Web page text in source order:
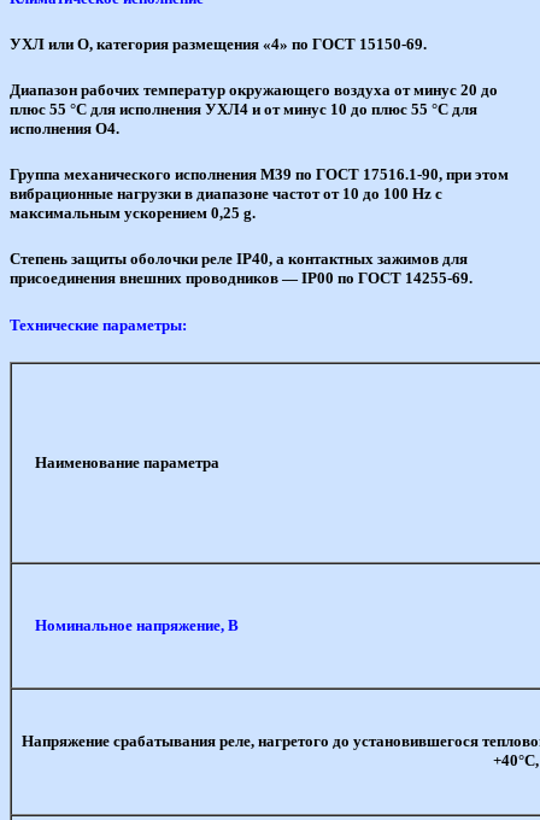
УХЛ или О, категория размещения «4» по ГОСТ 15150-69.
Диапазон рабочих температур окружающего воздуха от минус 20 до
плюс 55 °С для исполнения УХЛ4 и от минус 10 до плюс 55 °С для
исполнения О4.
Группа механического исполнения М39 по ГОСТ 17516.1-90, при этом
вибрационные нагрузки в диапазоне частот от 10 до 100 Hz с
максимальным ускорением 0,25 g.
Степень защиты оболочки реле IP40, а контактных зажимов для
присоединения внешних проводников — IP00 по ГОСТ 14255-69.
Технические параметры:
Наименование параметра
Номинальное напряжение, В
Напряжение срабатывания реле, нагретого до установившегося